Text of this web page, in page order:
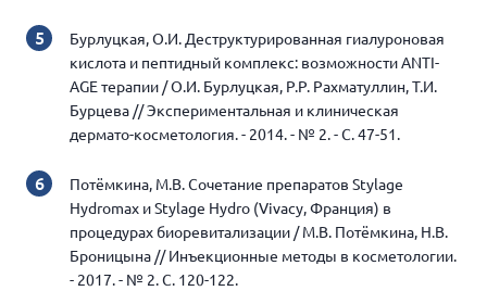
Бурлуцкая, О.И. Деструктурированная гиалуроновая
кислота и пептидный комплекс: возможности ANTI-
AGE терапии / О.И. Бурлуцкая, Р.Р. Рахматуллин, Т.И.
Бурцева // Экспериментальная и клиническая
дермато-косметология. - 2014. - № 2. - С. 47-51.
Потёмкина, М.В. Сочетание препаратов Stylage
Hydromax и Stylage Hydro (Vivacy, Франция) в
процедурах биоревитализации / М.В. Потёмкина, Н.В.
Броницына // Инъекционные методы в косметологии.
- 2017. - № 2. С. 120-122.